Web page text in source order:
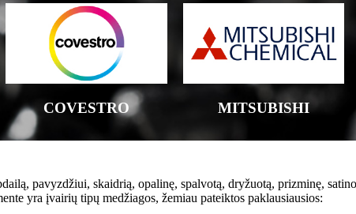
COVESTRO MITSUBISHI
pavyzdžiui, skaidrią, opalinę, spalvotą, dryžuotą, prizminę,
yra įvairių tipų medžiagos, žemiau pateiktos paklausiausios: